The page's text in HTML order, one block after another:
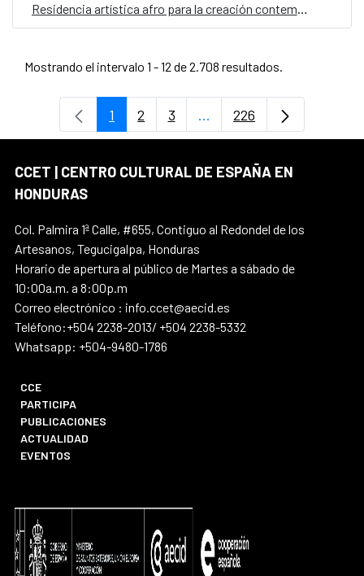
Residencia artística afro para la creación contemporánea colaborativa con comunidades garífunas
Mostrando el intervalo 1 - 12 de 2.708 resultados.
Página
1 Página
2 Página
3 ...Páginas intermedias Use
Página
226
CCET | CENTRO CULTURAL DE ESPAÑA EN
HONDURAS
Col. Palmira 1ª Calle, #655, Contiguo al Redondel de los
Artesanos, Tegucigalpa, Honduras
Horario de apertura al público de Martes a sábado de
10:00a.m. a 8:00p.m
Correo electrónico : info.ccet@aecid.es
Teléfono:+504 2238-2013/ +504 2238-5332
Whatsapp: +504-9480-1786
CCE
PARTICIPA
PUBLICACIONES
ACTUALIDAD
EVENTOS